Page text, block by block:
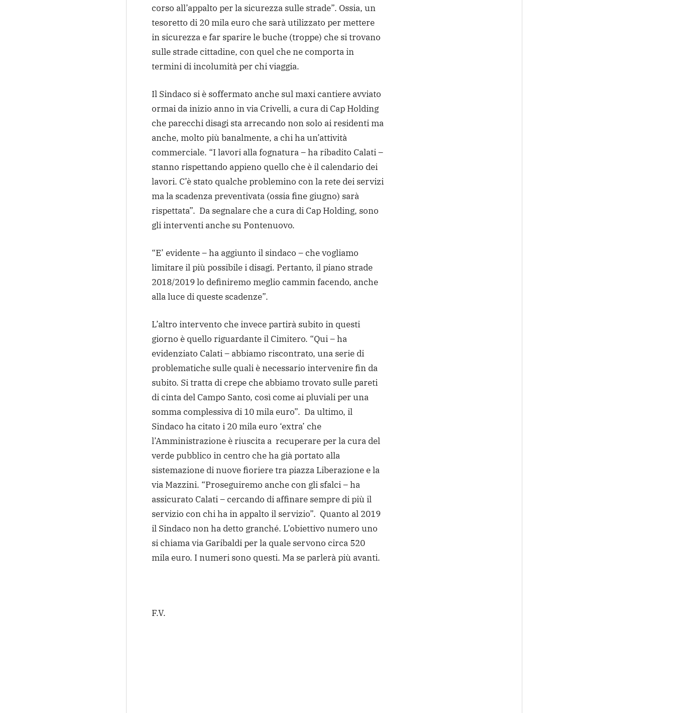
corso all’appalto per la sicurezza sulle strade”. Ossia, un
tesoretto di 20 mila euro che sarà utilizzato per mettere
in sicurezza e far sparire le buche (troppe) che si trovano
sulle strade cittadine, con quel che ne comporta in
termini di incolumità per chi viaggia.
Il Sindaco si è soffermato anche sul maxi cantiere avviato
ormai da inizio anno in via Crivelli, a cura di Cap Holding
che parecchi disagi sta arrecando non solo ai residenti ma
anche, molto più banalmente, a chi ha un’attività
commerciale. “I lavori alla fognatura – ha ribadito Calati –
stanno rispettando appieno quello che è il calendario dei
lavori. C’è stato qualche problemino con la rete dei servizi
ma la scadenza preventivata (ossia fine giugno) sarà
rispettata”. Da segnalare che a cura di Cap Holding, sono
gli interventi anche su Pontenuovo.
“E’ evidente – ha aggiunto il sindaco – che vogliamo
limitare il più possibile i disagi. Pertanto, il piano strade
2018/2019 lo definiremo meglio cammin facendo, anche
alla luce di queste scadenze”.
L’altro intervento che invece partirà subito in questi
giorno è quello riguardante il Cimitero. “Qui – ha
evidenziato Calati – abbiamo riscontrato, una serie di
problematiche sulle quali è necessario intervenire fin da
subito. Si tratta di crepe che abbiamo trovato sulle pareti
di cinta del Campo Santo, così come ai pluviali per una
somma complessiva di 10 mila euro”. Da ultimo, il
Sindaco ha citato i 20 mila euro ‘extra’ che
l’Amministrazione è riuscita a recuperare per la cura del
verde pubblico in centro che ha già portato alla
sistemazione di nuove fioriere tra piazza Liberazione e la
via Mazzini. “Proseguiremo anche con gli sfalci – ha
assicurato Calati – cercando di affinare sempre di più il
servizio con chi ha in appalto il servizio”. Quanto al 2019
il Sindaco non ha detto granché. L’obiettivo numero uno
si chiama via Garibaldi per la quale servono circa 520
mila euro. I numeri sono questi. Ma se parlerà più avanti.
F.V.